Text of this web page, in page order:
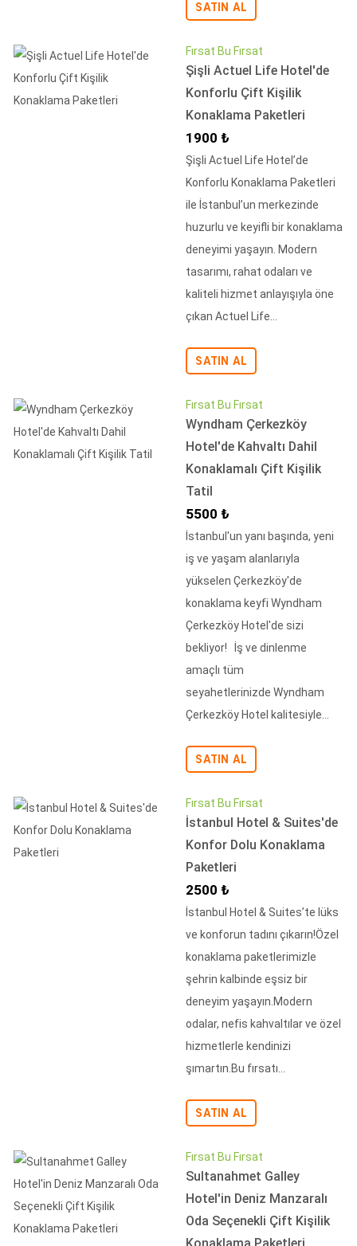
SATIN AL
Fırsat Bu Fırsat
Şişli Actuel Life Hotel'de
Konforlu Çift Kişilik
Konaklama Paketleri
İndirimli Fiyat
1900 ₺
Şişli Actuel Life Hotel’de
Konforlu Konaklama Paketleri
ile İstanbul’un merkezinde
huzurlu ve keyifli bir konaklama
deneyimi yaşayın. Modern
tasarımı, rahat odaları ve
kaliteli hizmet anlayışıyla öne
çıkan Actuel Life...
SATIN AL
Fırsat Bu Fırsat
Wyndham Çerkezköy
Hotel'de Kahvaltı Dahil
Konaklamalı Çift Kişilik
Tatil
İndirimli Fiyat
5500 ₺
İstanbul'un yanı başında, yeni
iş ve yaşam alanlarıyla
yükselen Çerkezköy'de
konaklama keyfi Wyndham
Çerkezköy Hotel'de sizi
bekliyor! İş ve dinlenme
amaçlı tüm
seyahetlerinizde Wyndham
Çerkezköy Hotel kalitesiyle...
SATIN AL
Fırsat Bu Fırsat
İstanbul Hotel & Suites'de
Konfor Dolu Konaklama
Paketleri
İndirimli Fiyat
2500 ₺
İstanbul Hotel & Suites’te lüks
ve konforun tadını çıkarın!Özel
konaklama paketlerimizle
şehrin kalbinde eşsiz bir
deneyim yaşayın.Modern
odalar, nefis kahvaltılar ve özel
hizmetlerle kendinizi
şımartın.Bu fırsatı...
SATIN AL
Fırsat Bu Fırsat
Sultanahmet Galley
Hotel'in Deniz Manzaralı
Oda Seçenekli Çift Kişilik